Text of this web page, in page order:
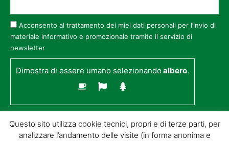
Acconsento al trattamento dei miei dati personali per l’invio di
materiale informativo e promozionale tramite il servizio di
newsletter
Dimostra di essere umano selezionandoalbero.
Questo sito utilizza cookie tecnici, propri e di terze parti, per
analizzare l’andamento delle visite (in forma anonima e